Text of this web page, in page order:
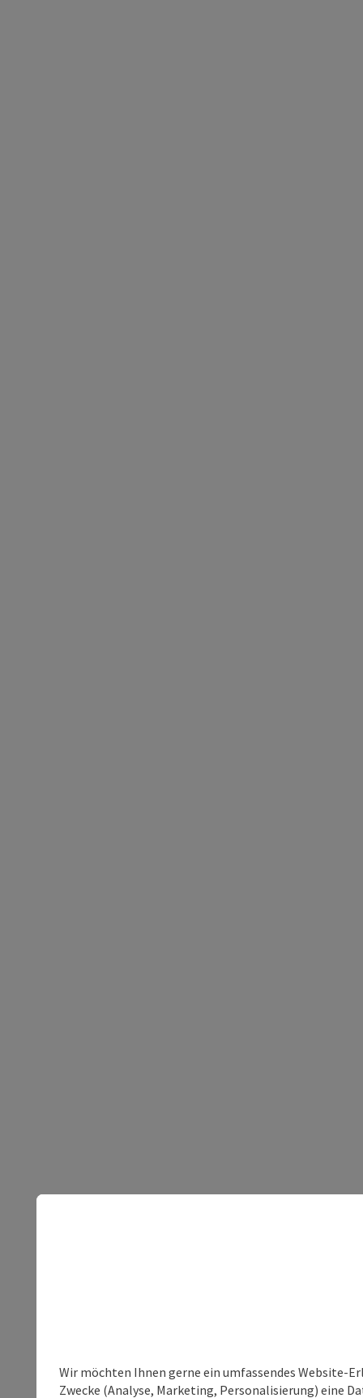
Wir möchten Ihnen gerne ein umfassendes Website-
Zwecke (Analyse, Marketing, Personalisierung) eine